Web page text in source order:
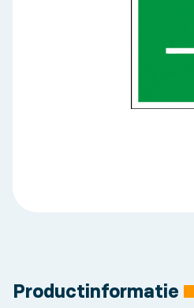
Productinformatie